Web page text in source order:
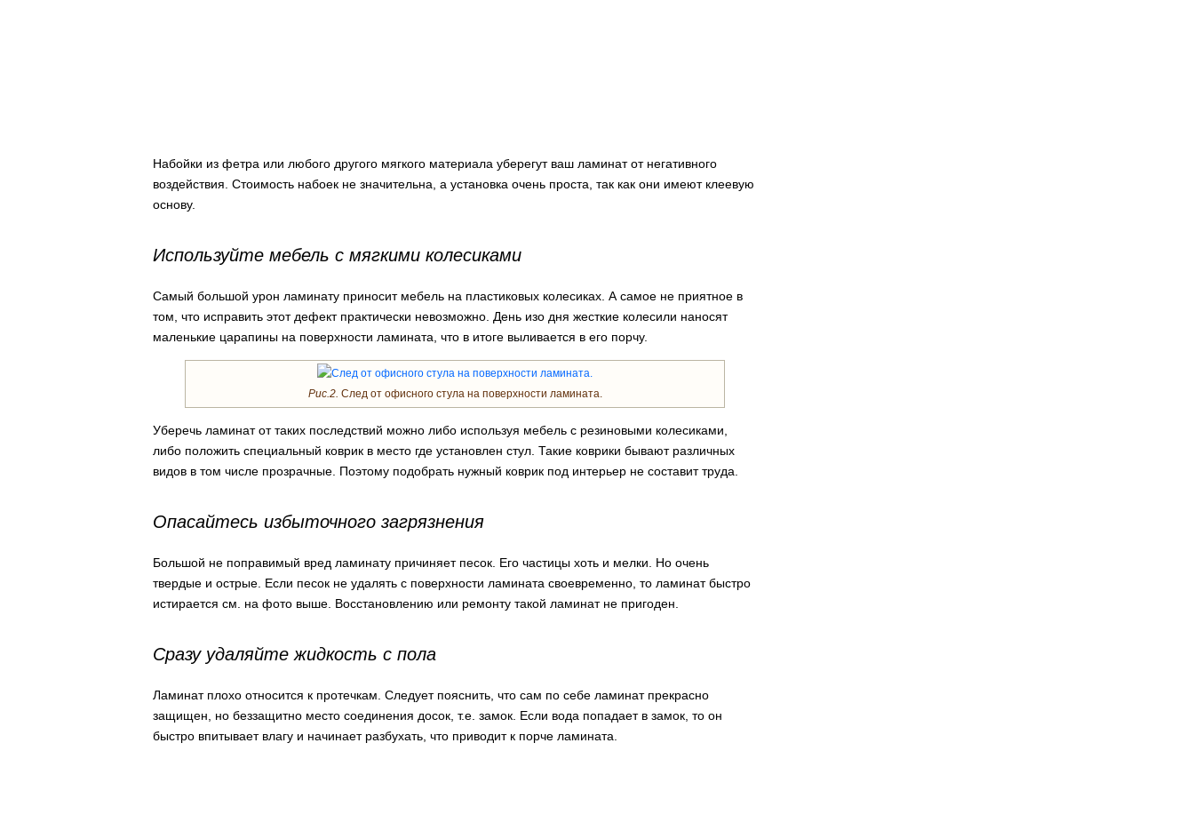
Набойки из фетра или любого другого мягкого материала уберегут ваш ламинат от негативного
воздействия. Стоимость набоек не значительна, а установка очень проста, так как они имеют клеевую
основу.
Используйте мебель с мягкими колесиками
Самый большой урон ламинату приносит мебель на пластиковых колесиках. А самое не приятное в
том, что исправить этот дефект практически невозможно. День изо дня жесткие колесили наносят
маленькие царапины на поверхности ламината, что в итоге выливается в его порчу.
Рис.2. След от офисного стула на поверхности ламината.
Уберечь ламинат от таких последствий можно либо используя мебель с резиновыми колесиками,
либо положить специальный коврик в место где установлен стул. Такие коврики бывают различных
видов в том числе прозрачные. Поэтому подобрать нужный коврик под интерьер не составит труда.
Опасайтесь избыточного загрязнения
Большой не поправимый вред ламинату причиняет песок. Его частицы хоть и мелки. Но очень
твердые и острые. Если песок не удалять с поверхности ламината своевременно, то ламинат быстро
истирается см. на фото выше. Восстановлению или ремонту такой ламинат не пригоден.
Сразу удаляйте жидкость с пола
Ламинат плохо относится к протечкам. Следует пояснить, что сам по себе ламинат прекрасно
защищен, но беззащитно место соединения досок, т.е. замок. Если вода попадает в замок, то он
быстро впитывает влагу и начинает разбухать, что приводит к порче ламината.